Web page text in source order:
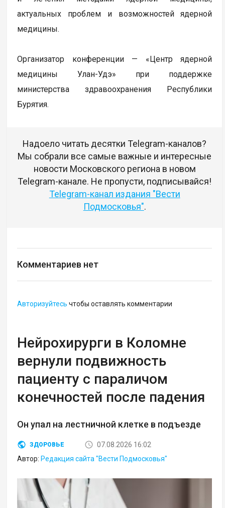
актуальных проблем и возможностей ядерной
медицины.
Организатор конференции — «Центр ядерной
медицины Улан-Удэ» при поддержке
министерства здравоохранения Республики
Бурятия.
Надоело читать десятки Telegram-каналов?
Мы собрали все самые важные и интересные
новости Московского региона в новом
Telegram-канале. Не пропусти, подписывайся!
Telegram-канал издания "Вести
Подмосковья".
Комментариев нет
Авторизуйтесь чтобы оставлять комментарии
Нейрохирурги в Коломне
вернули подвижность
пациенту с параличом
конечностей после падения
Он упал на лестничной клетке в подъезде
ЗДОРОВЬЕ
07.08.2026 16:02
Автор: Редакция сайта "Вести Подмосковья"